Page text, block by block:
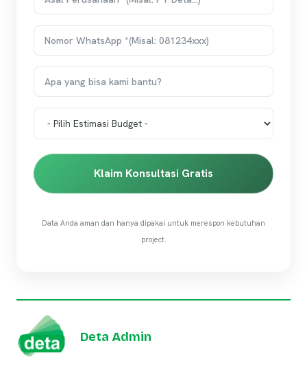
Klaim Konsultasi Gratis
Data Anda aman dan hanya dipakai untuk merespon kebutuhan
project.
Deta Admin